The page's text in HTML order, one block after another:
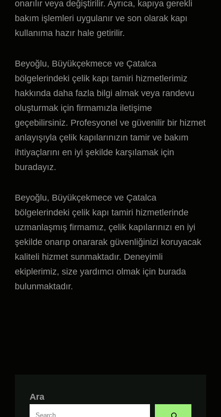
onarılır veya değiştirilir. Ayrıca, kapıya gerekli
bakım işlemleri uygulanır ve son olarak kapı
kullanıma hazır hale getirilir.
Beyoğlu, Büyükçekmece ve Çatalca
bölgelerindeki çelik kapı tamiri hizmetlerimiz
hakkında daha fazla bilgi almak veya randevu
oluşturmak için firmamızla iletişime
geçebilirsiniz. Profesyonel ve güvenilir bir hizmet
anlayışıyla çelik kapılarınızın tamir ve bakım
ihtiyaçlarını en iyi şekilde karşılamak için
buradayız.
Beyoğlu, Büyükçekmece ve Çatalca
bölgelerindeki çelik kapı tamiri hizmetlerinde
uzmanlaşmış firmamız, çelik kapılarınızı en iyi
şekilde onarıp onararak güvenliğinizi koruyacak
kaliteli hizmet sunmaktadır. Deneyimli
ekiplerimiz, size yardımcı olmak için burada
bulunmaktadır.
Ara